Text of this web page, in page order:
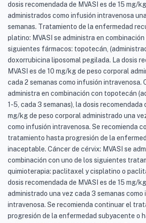
dosis recomendada de MVASI es de 15 mg/
administrados como infusión intravenosa
semanas. Tratamiento de la enfermedad
platino: MVASI se administra en
siguientes fármacos: topotecán,
doxorrubicina liposomal pegilada. La dosis
MVASI es de 10 mg/kg de peso corporal
cada 2 semanas como infusión intravenosa.
administra en combinación con topotecán
1-5, cada 3 semanas), la dosis recomendada
mg/kg de peso corporal administrado una
como infusión intravenosa. Se recomienda
tratamiento hasta progresión de la
inaceptable. Cáncer de cérvix: MVASI se
combinación con uno de los siguientes
quimioterapia: paclitaxel y cisplatino o
dosis recomendada de MVASI es de 15 mg/
administrado una vez cada 3 semanas como
intravenosa. Se recomienda continuar el
progresión de la enfermedad subyacente o